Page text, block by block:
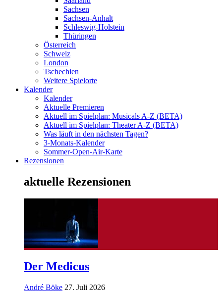
Sachsen
Sachsen-Anhalt
Schleswig-Holstein
Thüringen
Österreich
Schweiz
London
Tschechien
Weitere Spielorte
Kalender
Kalender
Aktuelle Premieren
Aktuell im Spielplan: Musicals A-Z (BETA)
Aktuell im Spielplan: Theater A-Z (BETA)
Was läuft in den nächsten Tagen?
3-Monats-Kalender
Sommer-Open-Air-Karte
Rezensionen
aktuelle Rezensionen
Der Medicus
André Böke 27. Juli 2026